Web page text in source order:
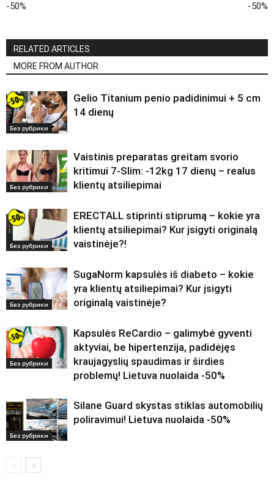
-50%
-50%
RELATED ARTICLES
MORE FROM AUTHOR
Без рубрики
Gelio Titanium penio padidinimui + 5 cm
14 dienų
Без рубрики
Vaistinis preparatas greitam svorio
kritimui 7-Slim: -12kg 17 dienų – realus
klientų atsiliepimai
Без рубрики
ERECTALL stiprinti stiprumą – kokie yra
klientų atsiliepimai? Kur įsigyti originalą
vaistinėje?!
Без рубрики
SugaNorm kapsulės iš diabeto – kokie
yra klientų atsiliepimai? Kur įsigyti
originalą vaistinėje?
Без рубрики
Kapsulės ReCardio – galimybė gyventi
aktyviai, be hipertenzija, padidėjęs
kraujagyslių spaudimas ir širdies
problemų! Lietuva nuolaida -50%
Без рубрики
Silane Guard skystas stiklas automobilių
poliravimui! Lietuva nuolaida -50%